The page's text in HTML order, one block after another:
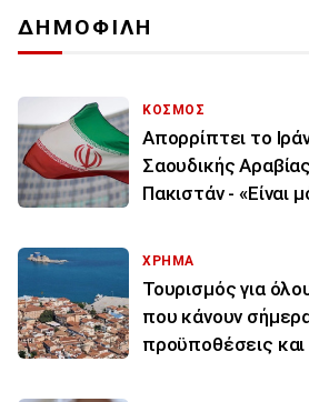
ΔΗΜΟΦΙΛΗ
ΚΟΣΜΟΣ
Απορρίπτει το
Σαουδικής
Πακιστάν - «Είναι
ΧΡΗΜΑ
Τουρισμός για
που κάνουν
προϋποθέσεις και